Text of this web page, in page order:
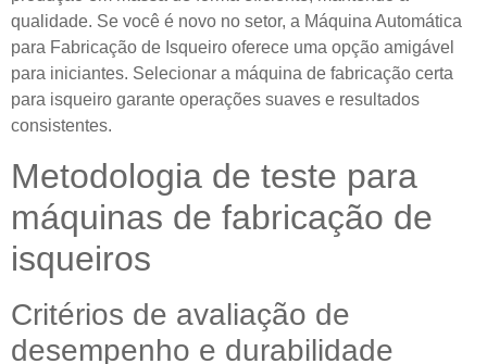
qualidade. Se você é novo no setor, a Máquina Automática
para Fabricação de Isqueiro oferece uma opção amigável
para iniciantes. Selecionar a máquina de fabricação certa
para isqueiro garante operações suaves e resultados
consistentes.
Metodologia de teste para
máquinas de fabricação de
isqueiros
Critérios de avaliação de
desempenho e durabilidade